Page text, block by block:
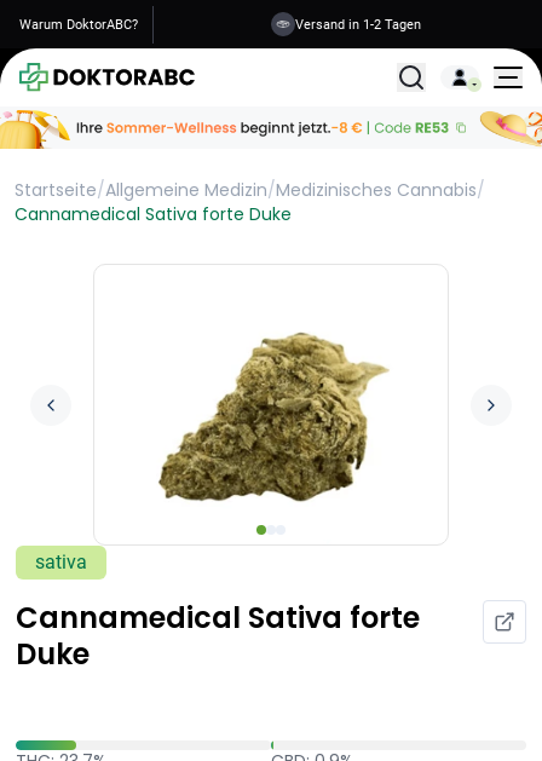
Warum DoktorABC? Versand in 1-2 Tagen
Alle
Startseite/Allgemeine Medizin/Medizinisches Cannabis/
Cannamedical Sativa forte Duke
sativa
Cannamedical Sativa forte
Duke